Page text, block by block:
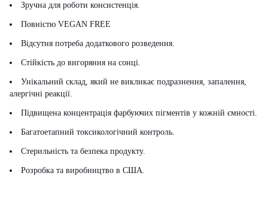
Зручна для роботи консистенція.
Повністю VEGAN FREE
Відсутня потреба додаткового розведення.
Стійкість до вигоряння на сонці.
Унікальний склад, який не викликає подразнення, запалення,
алергічні реакції.
Підвищена концентрація фарбуючих пігментів у кожній ємності.
Багатоетапний токсикологічний контроль.
Стерильність та безпека продукту.
Розробка та виробництво в США.